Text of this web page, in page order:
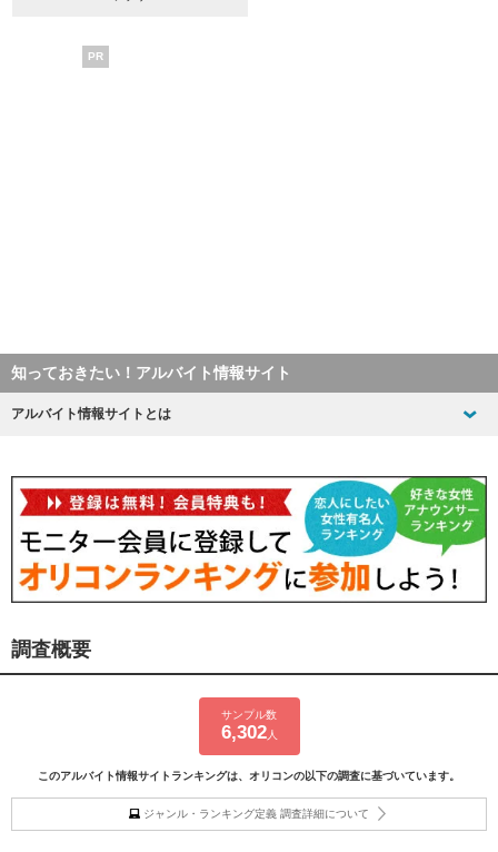
PR
知っておきたい！アルバイト情報サイト
アルバイト情報サイトとは
調査概要
サンプル数
6,302人
このアルバイト情報サイトランキングは、オリコンの以下の調査に基づいています。
ジャンル・ランキング定義 調査詳細について